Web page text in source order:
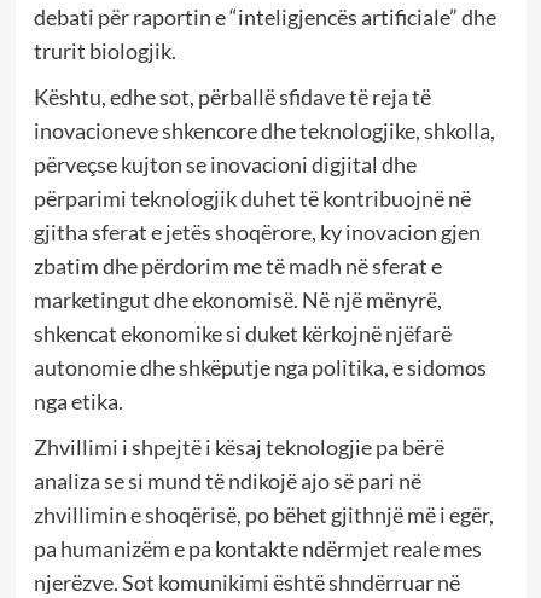
debati për raportin e “inteligjencës artificiale” dhe
trurit biologjik.
Kështu, edhe sot, përballë sfidave të reja të
inovacioneve shkencore dhe teknologjike, shkolla,
përveçse kujton se inovacioni digjital dhe
përparimi teknologjik duhet të kontribuojnë në
gjitha sferat e jetës shoqërore, ky inovacion gjen
zbatim dhe përdorim me të madh në sferat e
marketingut dhe ekonomisë. Në një mënyrë,
shkencat ekonomike si duket kërkojnë njëfarë
autonomie dhe shkëputje nga politika, e sidomos
nga etika.
Zhvillimi i shpejtë i kësaj teknologjie pa bërë
analiza se si mund të ndikojë ajo së pari në
zhvillimin e shoqërisë, po bëhet gjithnjë më i egër,
pa humanizëm e pa kontakte ndërmjet reale mes
njerëzve. Sot komunikimi është shndërruar në